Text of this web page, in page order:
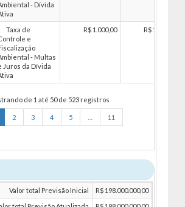
- Dívida
Taxa de
e
- Multas
Juros da Dívida
R$ 1.000,00 R$ 1.000,00
de 1 até 50 de 523 registros
2 3 4 5 11
Valor total Previsão Inicial
R$ 198.000.000,00